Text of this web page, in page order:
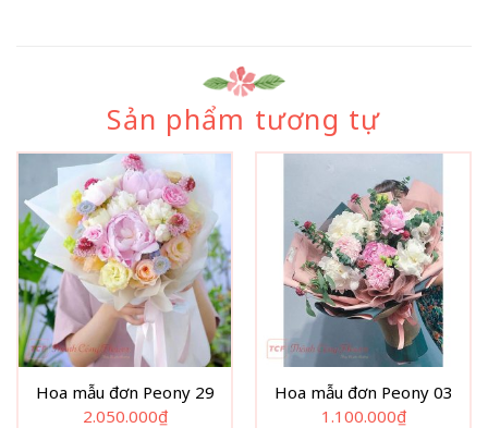
Sản phẩm tương tự
Hoa mẫu đơn Peony 29
2.050.000₫
Hoa mẫu đơn Peony 03
1.100.000₫